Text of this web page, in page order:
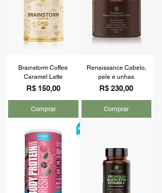
Brainstorm Coffee
Caramel Latte
Preço
R$ 150,00
Comprar
Renaissance Cabelo,
pele e unhas
Preço
R$ 230,00
Comprar